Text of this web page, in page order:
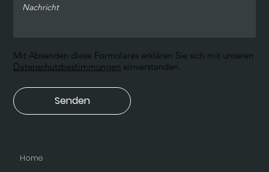
Home
Senden
Mit Absenden diese Formulares erklären Sie sich mit unseren
Datenschutzbestimmungen einverstanden.